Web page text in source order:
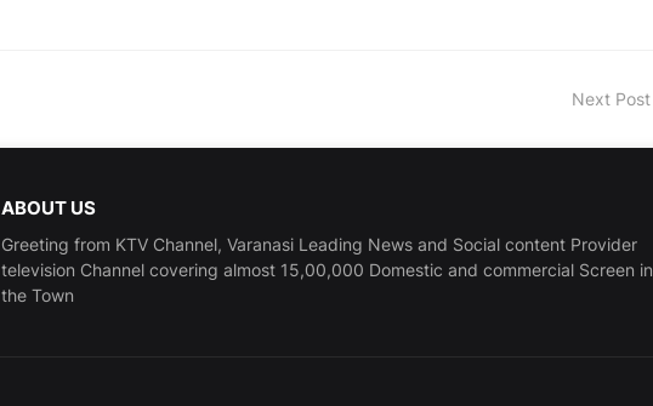
Next Post
ABOUT US
Greeting from KTV Channel, Varanasi Leading News and Social content Provider
television Channel covering almost 15,00,000 Domestic and commercial Screen in
the Town